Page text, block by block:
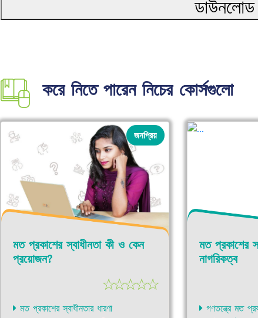
করে নিতে পারেন নিচের কোর্সগুলো
জনপ্রিয়
মত প্রকাশের স্বাধীনতা কী ও কেন
প্রয়োজন?
☆
☆
☆
☆
☆
মত প্রকাশের স্বাধীনতার ধারণা
মত প্রকাশের
নাগরিকত্ব
গণতন্ত্রে মত